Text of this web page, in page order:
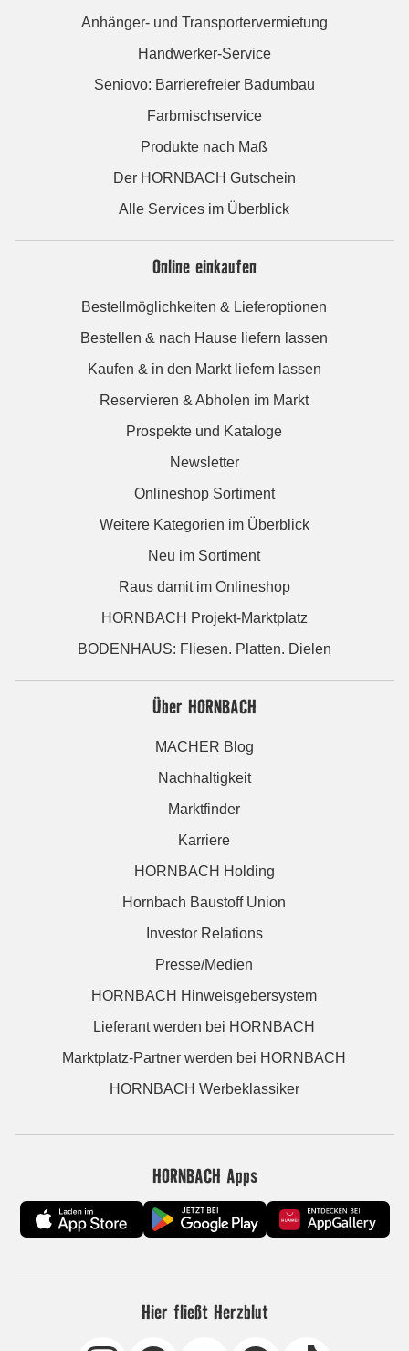
Anhänger- und Transportervermietung
Handwerker-Service
Seniovo: Barrierefreier Badumbau
Farbmischservice
Produkte nach Maß
Der HORNBACH Gutschein
Alle Services im Überblick
Online einkaufen
Bestellmöglichkeiten & Lieferoptionen
Bestellen & nach Hause liefern lassen
Kaufen & in den Markt liefern lassen
Reservieren & Abholen im Markt
Prospekte und Kataloge
Newsletter
Onlineshop Sortiment
Weitere Kategorien im Überblick
Neu im Sortiment
Raus damit im Onlineshop
HORNBACH Projekt-Marktplatz
BODENHAUS: Fliesen. Platten. Dielen
Über HORNBACH
MACHER Blog
Nachhaltigkeit
Marktfinder
Karriere
HORNBACH Holding
Hornbach Baustoff Union
Investor Relations
Presse/Medien
HORNBACH Hinweisgebersystem
Lieferant werden bei HORNBACH
Marktplatz-Partner werden bei HORNBACH
HORNBACH Werbeklassiker
HORNBACH Apps
Hier fließt Herzblut